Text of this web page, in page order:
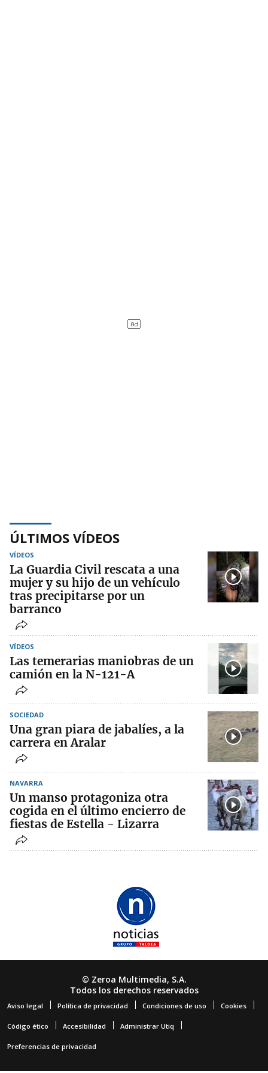
ÚLTIMOS VÍDEOS
VÍDEOS
La Guardia Civil rescata a una
mujer y su hijo de un vehículo
tras precipitarse por un
barranco
VÍDEOS
Las temerarias maniobras de un
camión en la N-121-A
SOCIEDAD
Una gran piara de jabalíes, a la
carrera en Aralar
NAVARRA
Un manso protagoniza otra
cogida en el último encierro de
fiestas de Estella - Lizarra
© Zeroa Multimedia, S.A.
Todos los derechos reservados
Aviso legal Política de privacidad Condiciones de uso Cookies
Código ético Accesibilidad Administrar Utiq
Preferencias de privacidad